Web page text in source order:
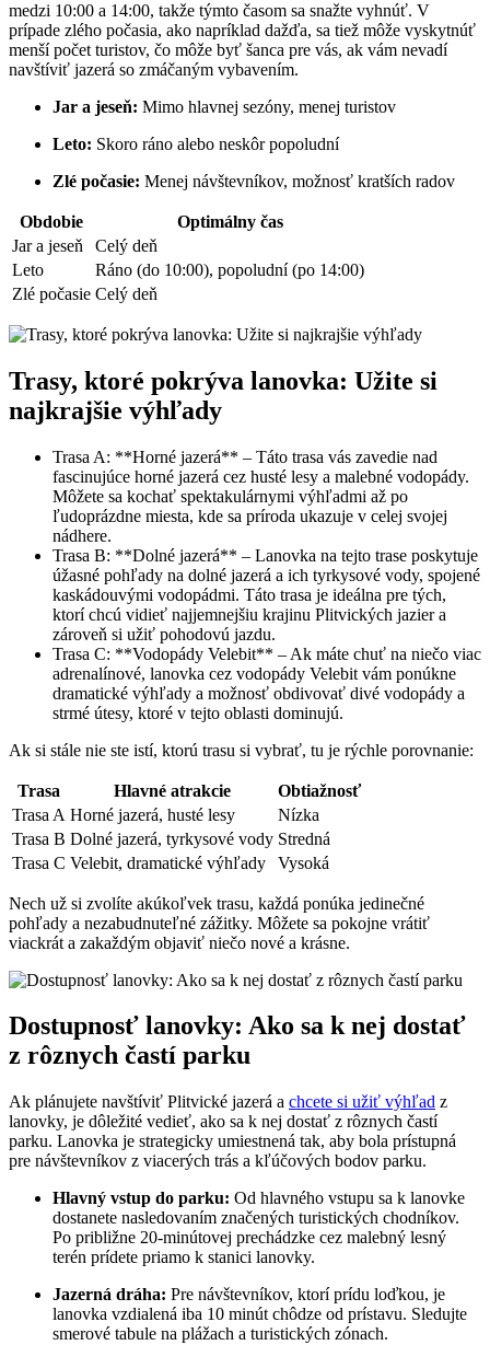
medzi 10:00 a 14:00, takže týmto časom sa snažte vyhnúť. V
prípade zlého počasia, ako napríklad dažďa, sa tiež môže vyskytnúť
menší počet turistov, čo môže byť šanca pre vás, ak vám nevadí
navštíviť jazerá so zmáčaným vybavením.
Jar a jeseň: Mimo hlavnej sezóny, menej turistov
Leto: Skoro ráno alebo neskôr popoludní
Zlé počasie: Menej návštevníkov, možnosť kratších radov
Obdobie
Optimálny čas
Jar a jeseň
Celý deň
Leto
Ráno (do 10:00), popoludní (po 14:00)
Zlé počasie Celý deň
Trasy, ktoré pokrýva lanovka: Užite si
najkrajšie výhľady
Trasa A: **Horné jazerá** – Táto trasa vás zavedie nad
fascinujúce horné jazerá cez husté lesy a malebné vodopády.
Môžete sa kochať spektakulárnymi výhľadmi až po
ľudoprázdne miesta, kde sa príroda ukazuje v celej svojej
nádhere.
Trasa B: **Dolné jazerá** – Lanovka na tejto trase poskytuje
úžasné pohľady na dolné jazerá a ich tyrkysové vody, spojené
kaskádouvými vodopádmi. Táto trasa je ideálna pre tých,
ktorí chcú vidieť najjemnejšiu krajinu Plitvických jazier a
zároveň si užiť pohodovú jazdu.
Trasa C: **Vodopády Velebit** – Ak máte chuť na niečo viac
adrenalínové, lanovka cez vodopády Velebit vám ponúkne
dramatické výhľady a možnosť obdivovať divé vodopády a
strmé útesy, ktoré v tejto oblasti dominujú.
Ak si stále nie ste istí, ktorú trasu si vybrať, tu je rýchle porovnanie:
Trasa Hlavné atrakcie
Obtiažnosť
Trasa A Horné jazerá, husté lesy
Nízka
Trasa B Dolné jazerá, tyrkysové vody Stredná
Trasa C Velebit, dramatické výhľady Vysoká
Nech už si zvolíte akúkoľvek trasu, každá ponúka jedinečné
pohľady a nezabudnuteľné zážitky. Môžete sa pokojne vrátiť
viackrát a zakaždým objaviť niečo nové a krásne.
Dostupnosť lanovky: Ako sa k nej dostať
z rôznych častí parku
Ak plánujete navštíviť Plitvické jazerá a chcete si užiť výhľad z
lanovky, je dôležité vedieť, ako sa k nej dostať z rôznych častí
parku. Lanovka je strategicky umiestnená tak, aby bola prístupná
pre návštevníkov z viacerých trás a kľúčových bodov parku.
Hlavný vstup do parku: Od hlavného vstupu sa k lanovke
dostanete nasledovaním značených turistických chodníkov.
Po približne 20-minútovej prechádzke cez malebný lesný
terén prídete priamo k stanici lanovky.
Jazerná dráha: Pre návštevníkov, ktorí prídu loďkou, je
lanovka vzdialená iba 10 minút chôdze od prístavu. Sledujte
smerové tabule na plážach a turistických zónach.